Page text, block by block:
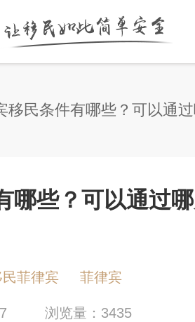
哪些？可以通过
菲律宾 菲律宾
浏览量：3435